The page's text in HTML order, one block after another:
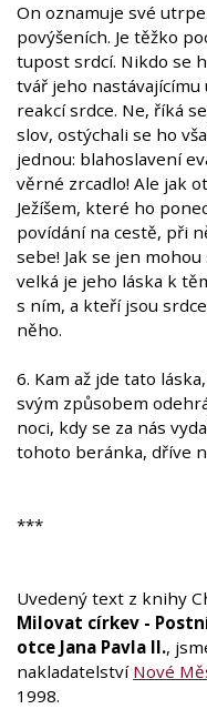
On oznamuje své
povýšeních. Je těžko
tupost srdcí. Nikdo se
tvář jeho
reakcí srdce. Ne, říká
slov, ostýchali se ho
jednou: blahoslavení
věrné zrcadlo! Ale jak
Ježíšem, které ho
povídání na cestě, při
sebe! Jak se jen
velká je jeho láska k
s ním, a kteří jsou
něho.
6. Kam až jde tato
svým způsobem
noci, kdy se za nás
tohoto beránka, dříve
***
Uvedený text z knihy
Milovat církev -
otce Jana Pavla II.,
nakladatelství Nové
1998.